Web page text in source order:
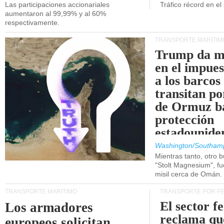
Las participaciones accionariales
aumentaron al 99,99% y al 60%
respectivamente.
Tráfico récord en
TRANSPORTE
Trump da
en el
a los barcos
transitan
de Ormuz
protección
Washington/
Mientras tanto, otro
"Stolt Magnesium",
misil cerca de Omán.
TRANSPORTE MARÍTIMO
Los armadores
TRANSPORTE POR
El sector
reclama